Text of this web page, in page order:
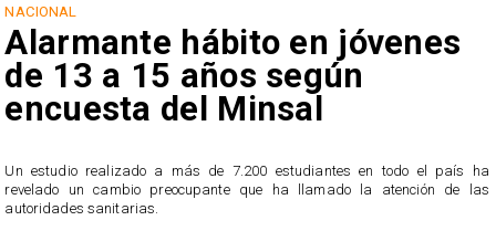
NACIONAL
Alarmante hábito en jóvenes
de 13 a 15 años según
encuesta del Minsal
Un estudio realizado a más de 7.200 estudiantes en todo el país ha
revelado un cambio preocupante que ha llamado la atención de las
autoridades sanitarias.